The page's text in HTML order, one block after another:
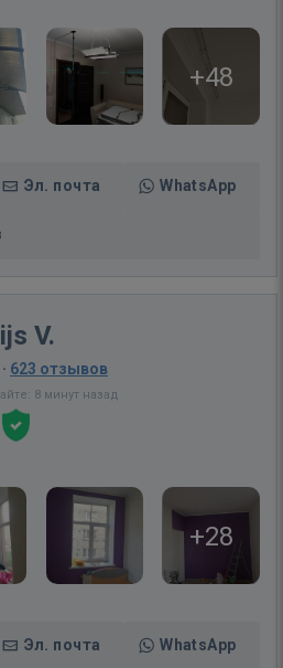
+48
Эл. почта WhatsApp
V.
· 623 отзывов
8 минут назад
+28
Эл. почта WhatsApp